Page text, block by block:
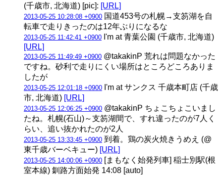
(千歳市, 北海道) [pic]: [URL]
2013-05-25 10:28:08 +0900 国道453号の札幌→支笏湖を自
転車で走りきったのは12年ぶりになるな
2013-05-25 11:42:41 +0900 I'm at 青葉公園 (千歳市, 北海道)
[URL]
2013-05-25 11:49:49 +0900 @takakinP 荒れは問題なかった
ですね。砂利で走りにくい場所はところどころありま
したが
2013-05-25 12:01:18 +0900 I'm at サンクス 千歳本町店 (千歳
市, 北海道) [URL]
2013-05-25 12:06:25 +0900 @takakinP ちょこちょこいまし
たね。札幌(石山)～支笏湖間で、すれ違ったのが7人く
らい、追い抜かれたのが2人
2013-05-25 13:33:45 +0900 到着。鶏の炭火焼きうめえ (@
東千歳バーベキュー) [URL]
2013-05-25 14:00:06 +0900 [まもなく始発列車] 稲士別駅(根
室本線) 釧路方面始発 14:08 [auto]